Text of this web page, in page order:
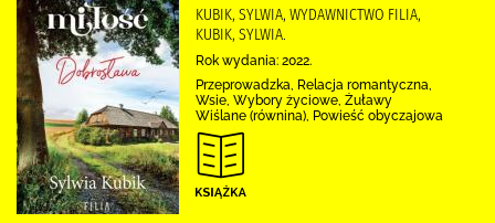
KUBIK, SYLWIA, WYDAWNICTWO FILIA,
KUBIK, SYLWIA.
Rok wydania: 2022.
Przeprowadzka, Relacja romantyczna,
Wsie, Wybory życiowe, Żuławy
Wiślane (równina), Powieść obyczajowa